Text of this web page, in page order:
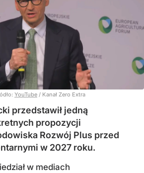
YouTube / Kanał Zero Extra
przedstawił jedną
propozycji
Rozwój Plus przed
w 2027 roku.
w mediach